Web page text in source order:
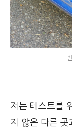
저는 테스트를
지 않은 다른 곳